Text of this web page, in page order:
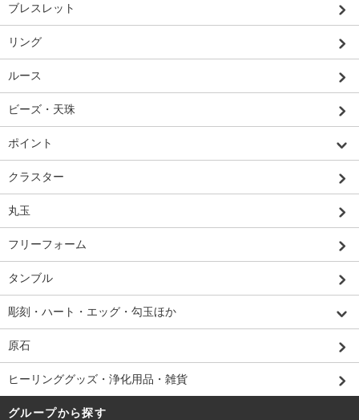
ブレスレット
リング
ルース
ビーズ・天珠
ポイント
クラスター
丸玉
フリーフォーム
タンブル
彫刻・ハート・エッグ・勾玉ほか
原石
ヒーリンググッズ・浄化用品・雑貨
グループから探す